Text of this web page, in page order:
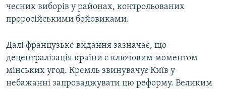
чесних виборів у районах, контрольованих
проросійськими бойовиками.
Далі французьке видання зазначає, що
децентралізація країни є ключовим моментом
мінських угод. Кремль звинувачує Київ у
небажанні запроваджувати цю реформу. Великим